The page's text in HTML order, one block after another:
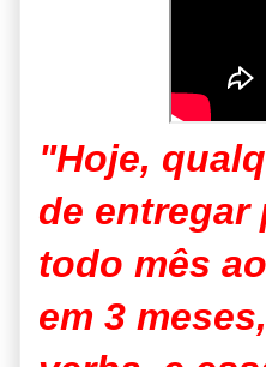
"Hoje,
de entregar
todo mês
em 3